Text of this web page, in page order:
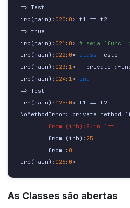
=> Test
irb (main): 020 : 0> t1 == t2
=> true
irb (main): 021 : 0> # seja `func`
irb (main): 022 : 0* class Teste
irb (main): 023 : 1> private
irb (main): 024 : 1>
end
=> Test
irb (main): 025 : 0> t1 == t2
NoMethodError : private method `
from (irb):8:in `== '
from
(irb): 25
from
: 0
irb (main): 026 : 0>
As Classes são abertas